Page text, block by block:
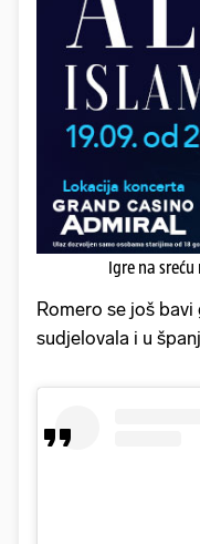
Igre na
Romero se još
sudjelovala i u